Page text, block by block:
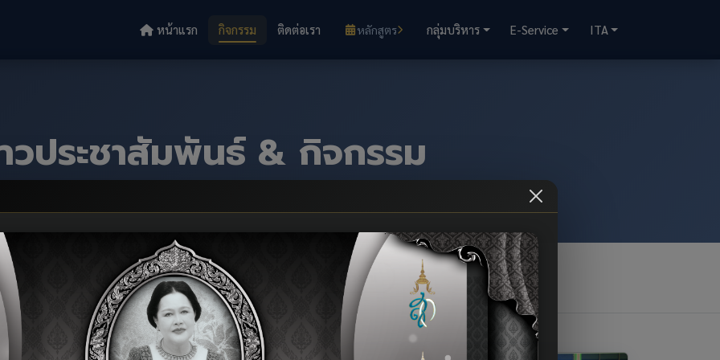
หน้าแรก กิจกรรม ติดต่อเรา หลักสูตร กลุ่มบริหาร E-Service ITA
วประชาสัมพันธ์ & กิจกรรม
งหมด กิจกรรม ข่าวประชาสัมพันธ์ สมัครงาน